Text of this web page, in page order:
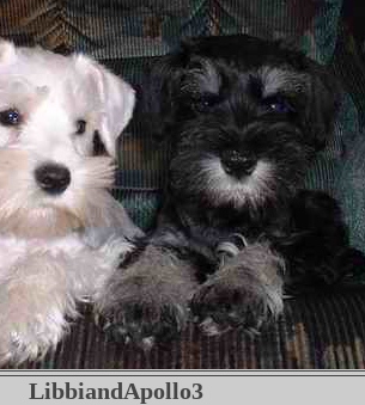
LibbiandApollo3